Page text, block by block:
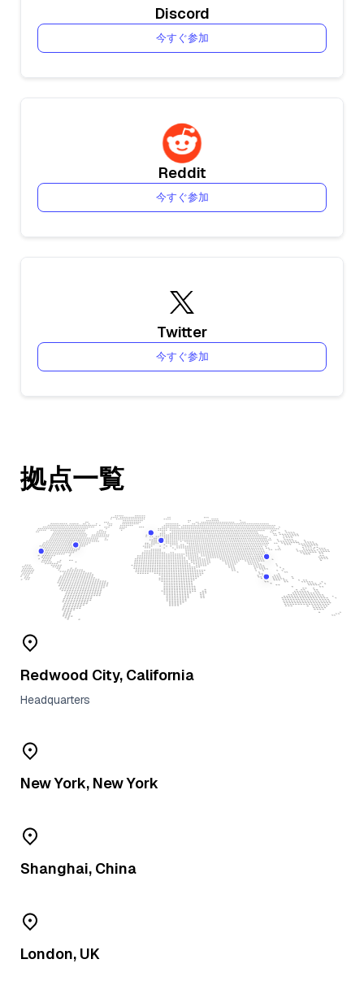
Discord
今すぐ参加
Reddit
今すぐ参加
Twitter
今すぐ参加
拠点一覧
Redwood City, California
Headquarters
New York, New York
Shanghai, China
London, UK